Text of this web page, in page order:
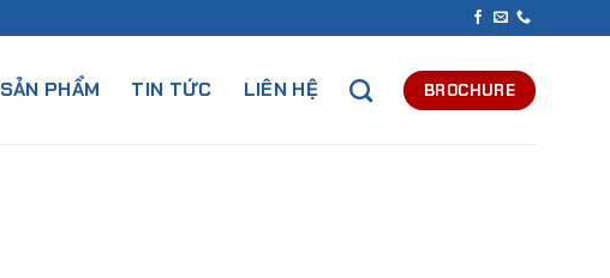
SẢN PHẨM TIN TỨC LIÊN HỆ BROCHURE